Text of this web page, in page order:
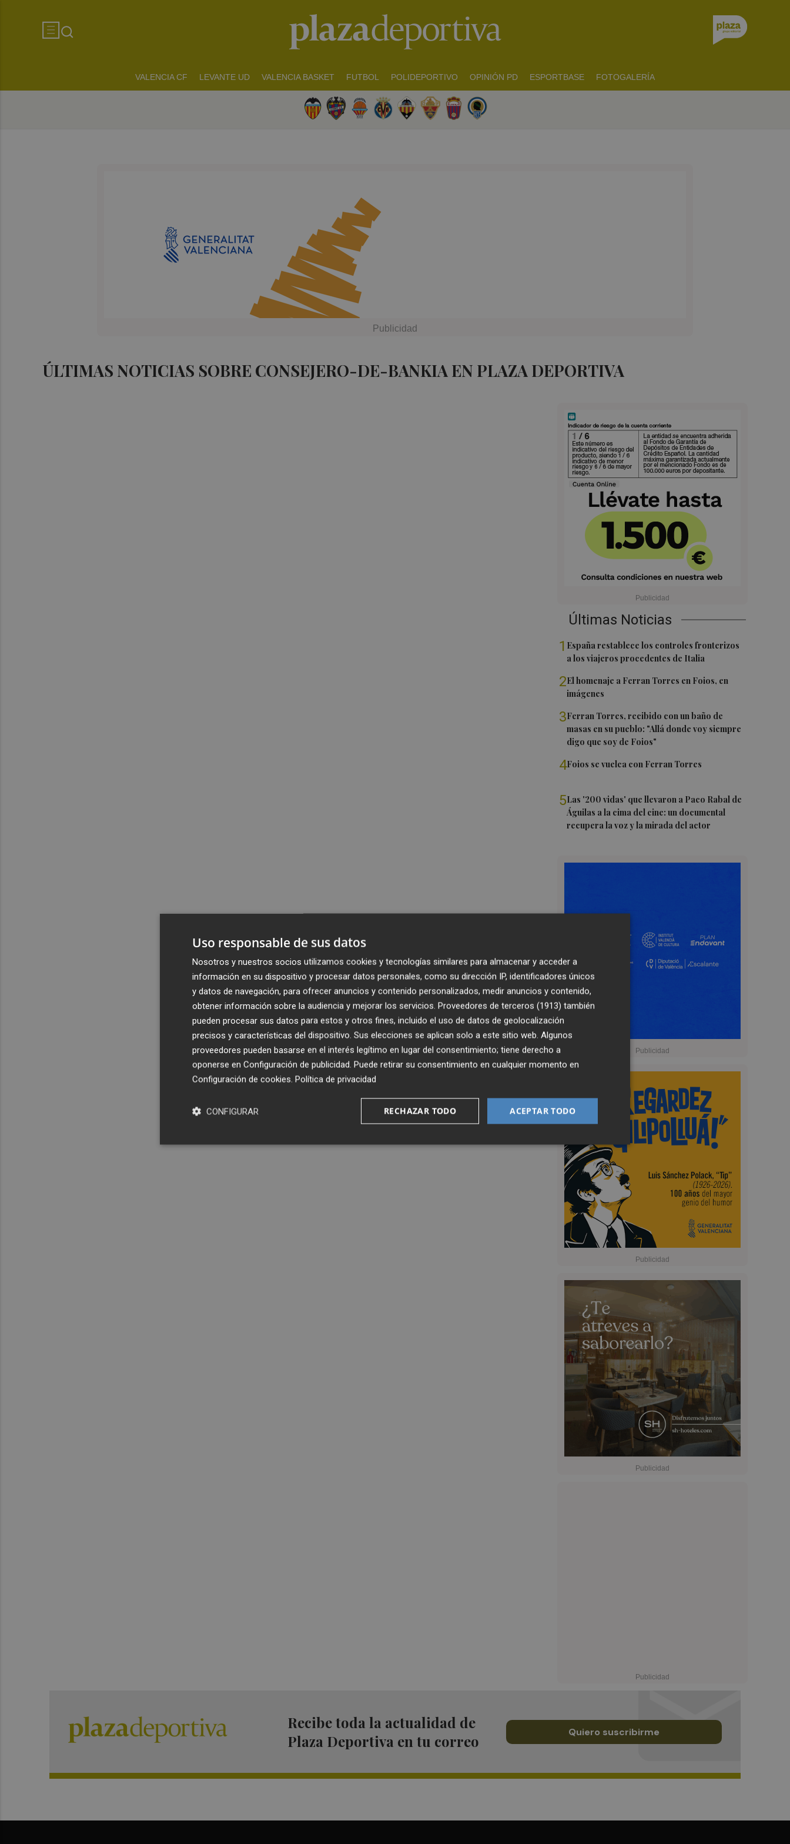
VALENCIA CF LEVANTE UD VALENCIA BASKET FUTBOL POLIDEPORTIVO OPINIÓN PD ESPORTBASE FOTOGALERÍA
ÚLTIMAS NOTICIAS SOBRE CONSEJERO-DE-BANKIA EN PLAZA DEPORTIVA
Últimas Noticias
1 España restablece los controles fronterizos
a los viajeros procedentes de Italia
2El homenaje a Ferran Torres en Foios, en
imágenes
3Ferran Torres, recibido con un baño de
masas en su pueblo: "Allá donde voy siempre
digo que soy de Foios"
4Foios se vuelca con Ferran Torres
5Las '200 vidas' que llevaron a Paco Rabal de
Águilas a la cima del cine: un documental
recupera la voz y la mirada del actor
Recibe toda la actualidad de
Plaza Deportiva en tu correo
Quiero suscribirme
Uso responsable de sus datos
Nosotros y nuestros socios utilizamos cookies y tecnologías similares para almacenar y acceder a
información en su dispositivo y procesar datos personales, como su dirección IP, identificadores únicos
y datos de navegación, para ofrecer anuncios y contenido personalizados, medir anuncios y contenido,
obtener información sobre la audiencia y mejorar los servicios. Proveedores de terceros (1913) también
pueden procesar sus datos para estos y otros fines, incluido el uso de datos de geolocalización
precisos y características del dispositivo. Sus elecciones se aplican solo a este sitio web. Algunos
proveedores pueden basarse en el interés legítimo en lugar del consentimiento; tiene derecho a
oponerse en Configuración de publicidad. Puede retirar su consentimiento en cualquier momento en
Configuración de cookies. Política de privacidad
ACEPTAR TODO
RECHAZAR TODO
CONFIGURAR